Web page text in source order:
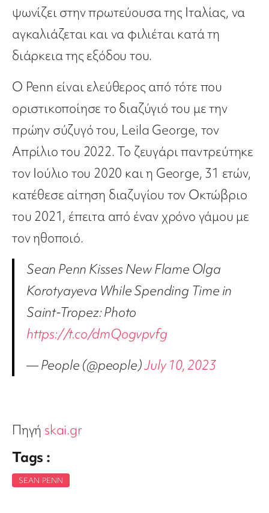
ψωνίζει στην πρωτεύουσα της Ιταλίας, να
αγκαλιάζεται και να φιλιέται κατά τη
διάρκεια της εξόδου του.
Ο Penn είναι ελεύθερος από τότε που
οριστικοποίησε το διαζύγιό του με την
πρώην σύζυγό του, Leila George, τον
Απρίλιο του 2022. Το ζευγάρι παντρεύτηκε
τον Ιούλιο του 2020 και η George, 31 ετών,
κατέθεσε αίτηση διαζυγίου τον Οκτώβριο
του 2021, έπειτα από έναν χρόνο γάμου με
τον ηθοποιό.
Sean Penn Kisses New Flame Olga
Korotyayeva While Spending Time in
Saint-Tropez: Photo
https://t.co/dmQogvpvfg
— People (@people)July 10, 2023
Πηγή skai.gr
Tags :
SEAN PENN